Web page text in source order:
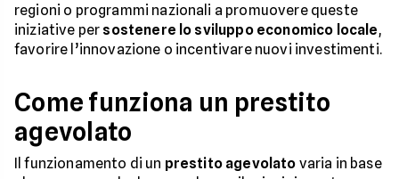
regioni o programmi nazionali a promuovere queste
iniziative per sostenere lo sviluppo economico locale,
favorire l’innovazione o incentivare nuovi investimenti.
Come funziona un prestito
agevolato
Il funzionamento di un prestito agevolato varia in base